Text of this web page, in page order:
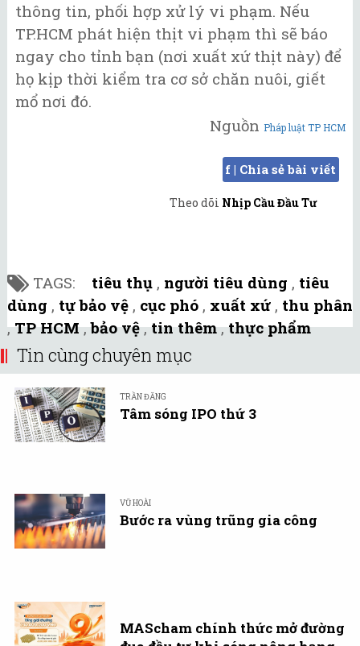
thông tin, phối hợp xử lý vi phạm. Nếu
TP.HCM phát hiện thịt vi phạm thì sẽ báo
ngay cho tỉnh bạn (nơi xuất xứ thịt này) để
họ kịp thời kiểm tra cơ sở chăn nuôi, giết
mổ nơi đó.
Nguồn Pháp luật TP HCM
f | Chia sẻ bài viết
Theo dõi Nhịp Cầu Đầu Tư
TAGS: tiêu thụ , người tiêu dùng , tiêu
dùng , tự bảo vệ , cục phó , xuất xứ , thu phân
,TP HCM,bảo vệ,tin thêm,thực phẩm
Tin cùng chuyên mục
TRẦN ĐĂNG
Tâm sóng IPO thứ 3
VŨ HOÀI
Bước ra vùng trũng gia công
MAScham chính thức mở đường